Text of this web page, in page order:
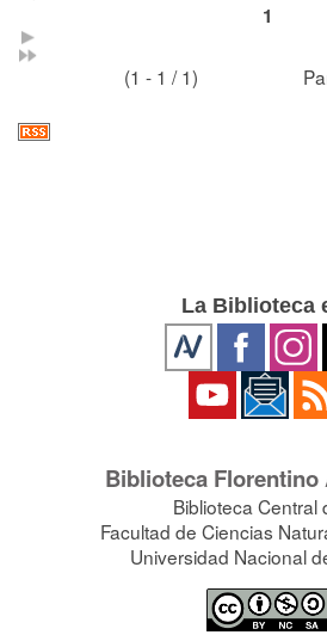
1
(1 - 1 / 1)
La Biblioteca
Biblioteca Florentino
Biblioteca Central
Facultad de Ciencias
Universidad Nacional